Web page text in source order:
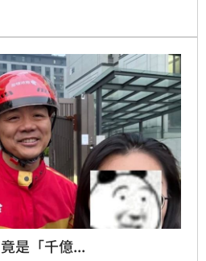
趙薇的前夫H（代號），在
際刑警組織發出的。更引發關
馬雲，曾受中國當局要求，親
的對話紀錄也曝光。
是「千億...